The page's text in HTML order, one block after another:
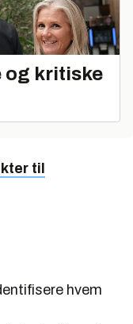
og kritiske
til
hvem